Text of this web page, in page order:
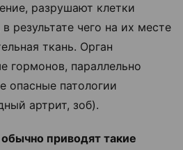
разрушают клетки
результате чего на их месте
ткань. Орган
гормонов, параллельно
опасные патологии
артрит, зоб).
приводят такие